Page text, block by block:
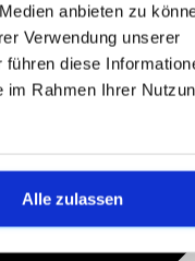
anbieten zu
Verwendung unserer
diese
im Rahmen Ihrer
Alle zulassen